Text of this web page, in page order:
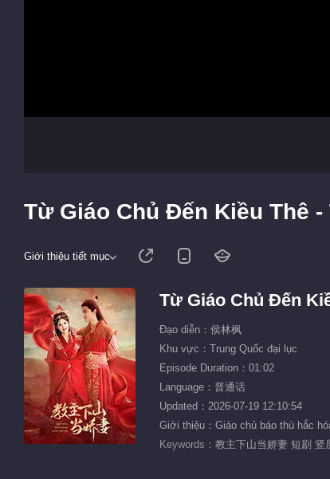
Từ Giáo Chủ Đến Kiều Thê -
Giới thiệu tiết mục
Từ Giáo Chủ Đến
Đạo diễn：侯林枫
Khu vực：Trung Quốc đại lục
Episode Duration：01:02
Language：普通话
Updated：2026-07-19 12:10:54
Giới thiệu：Giáo chủ báo thù hắc
Keywords： 教主下山当娇妻 短剧 竖